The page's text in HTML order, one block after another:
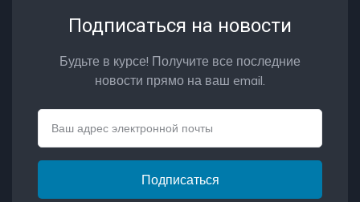
Подписаться на новости
Будьте в курсе! Получите все последние
новости прямо на ваш email.
Подписаться